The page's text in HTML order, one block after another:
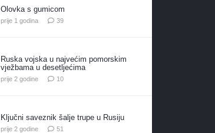
Olovka s gumicom
prije 1 godina 39komentara
Ruska vojska u najvećim pomorskim
vježbama u desetljećima
prije 2 godine 10komentara
Ključni saveznik šalje trupe u Rusiju
prije 2 godine 51